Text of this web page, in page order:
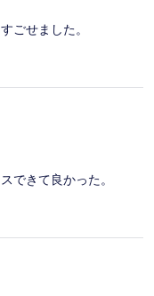
ごせました。
できて良かった。